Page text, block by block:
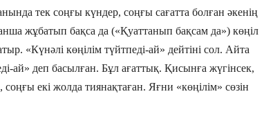
тек соңғы күндер, соңғы сағатта болған әкенің
жұбатып бақса да («Қуаттанып бақсам да») көңіл
«Күнәлі көңілім түйтпеді-ай» дейтіні сол. Айта
ай» деп басылған. Бұл ағаттық. Қисынға жүгінсек,
екі жолда тиянақтаған. Яғни «көңілім» сөзін